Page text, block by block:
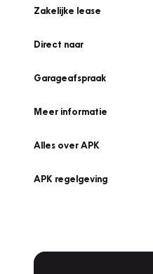
Zakelijke lease
Direct naar
Garageafspraak
Meer informatie
Alles over APK
APK regelgeving